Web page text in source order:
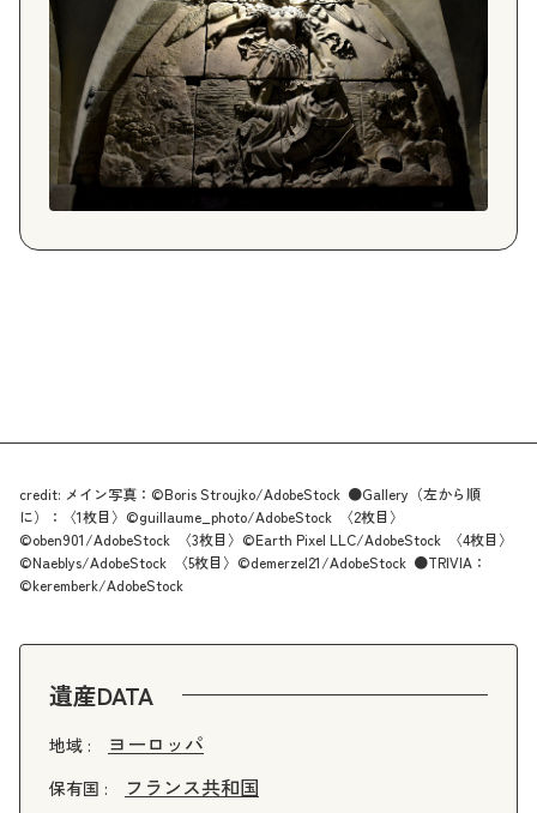
credit: メイン写真：©Boris Stroujko/AdobeStock ●Gallery（左から順
に）：〈1枚目〉©guillaume_photo/AdobeStock 〈2枚目〉
©oben901/AdobeStock 〈3枚目〉©Earth Pixel LLC/AdobeStock 〈4枚目〉
©Naeblys/AdobeStock 〈5枚目〉©demerzel21/AdobeStock ●TRIVIA：
©keremberk/AdobeStock
遺産DATA
地域 : ヨーロッパ
保有国 : フランス共和国